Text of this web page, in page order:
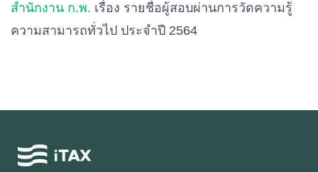
สำนักงาน ก.พ. เรื่อง รายชื่อผู้สอบผ่านการวัดความรู้
ความสามารถทั่วไป ประจำปี 2564